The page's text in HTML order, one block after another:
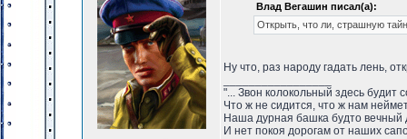
Влад Вегашин писал(а):
Открыть, что ли, страшную
Ну что, раз народу гадать лень,
"... Звон колокольный здесь будит
Что ж не сидится, что ж нам
Наша дурная башка будто вечный
И нет покоя дорогам от наших